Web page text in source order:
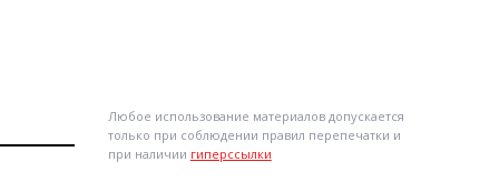
Любое использование материалов допускается
только при соблюдении правил перепечатки и
при наличии гиперссылки